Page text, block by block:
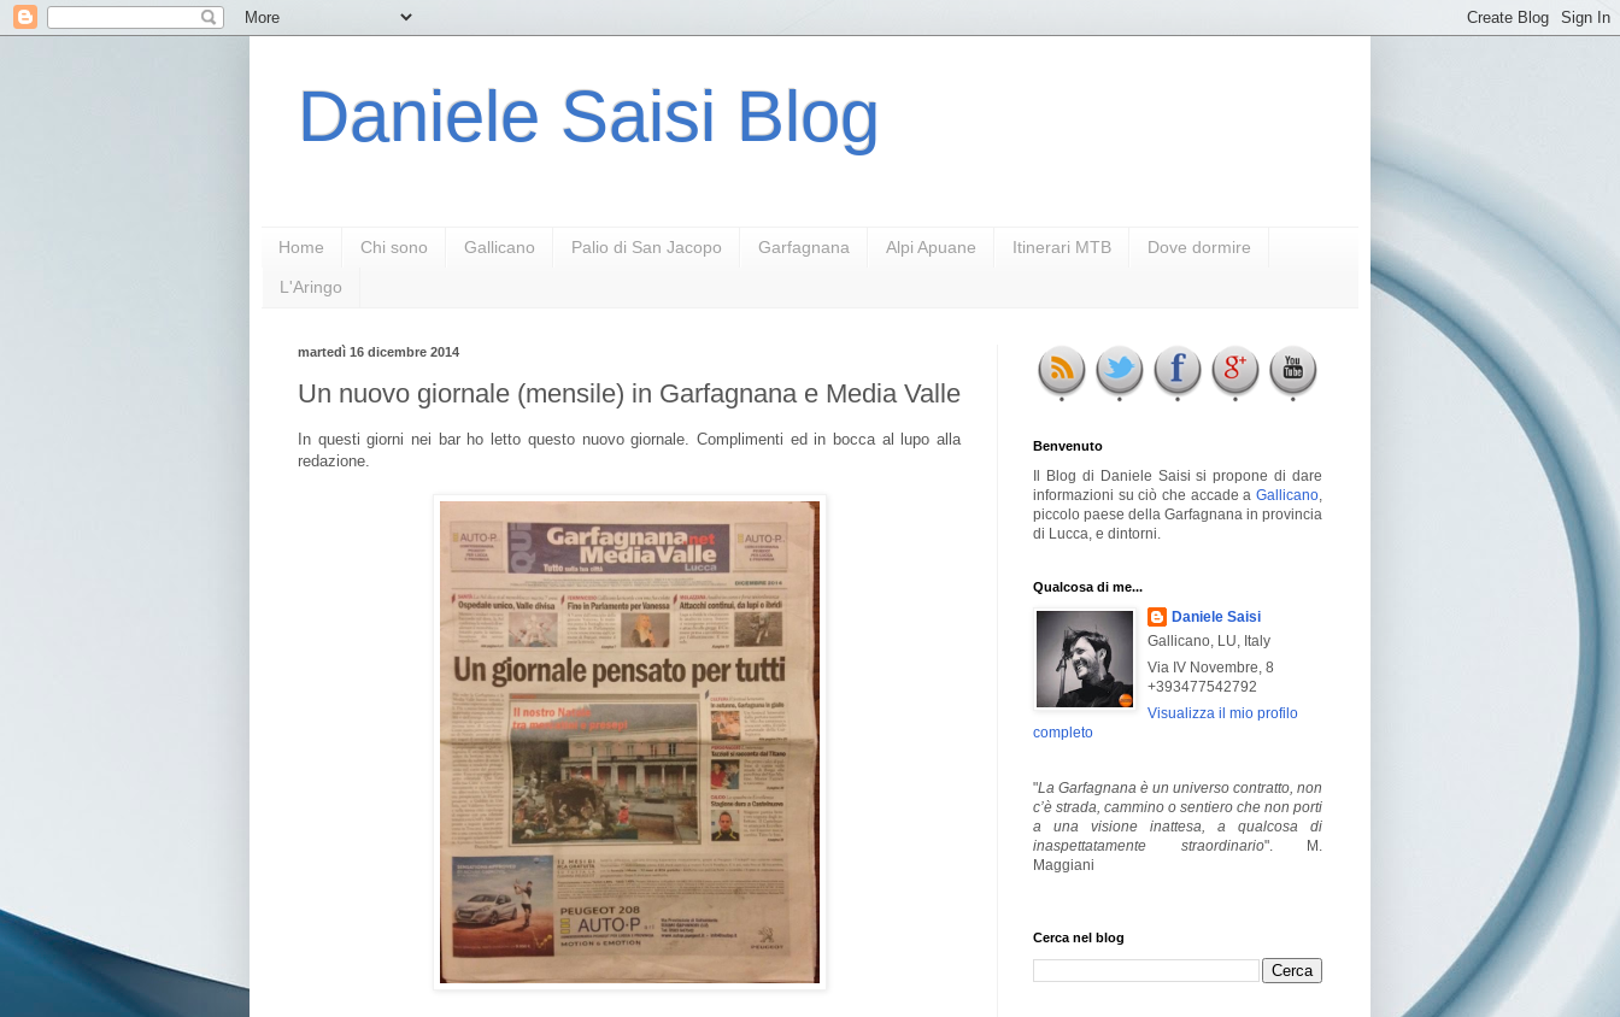
Daniele Saisi Blog
Home Chi sono Gallicano Palio di San Jacopo Garfagnana Alpi Apuane Itinerari MTB Dove dormire
L'Aringo
martedì 16 dicembre 2014
Un nuovo giornale (mensile) in Garfagnana e Media Valle
In questi giorni nei bar ho letto questo nuovo giornale. Complimenti ed in bocca al lupo alla
redazione.
Benvenuto
Il Blog di Daniele Saisi si propone di dare
informazioni su ciò che accade a Gallicano
piccolo paese della Garfagnana in provincia
di Lucca, e dintorni.
Qualcosa di me...
Daniele Saisi
Gallicano, LU, Italy
Via IV Novembre, 8
+393477542792
Visualizza il mio profilo
completo
"La Garfagnana è un universo contratto, non
c’è strada, cammino o sentiero che non porti
a una visione inattesa, a qualcosa di
inaspettatamente straordinario". M.
Maggiani
Cerca nel blog